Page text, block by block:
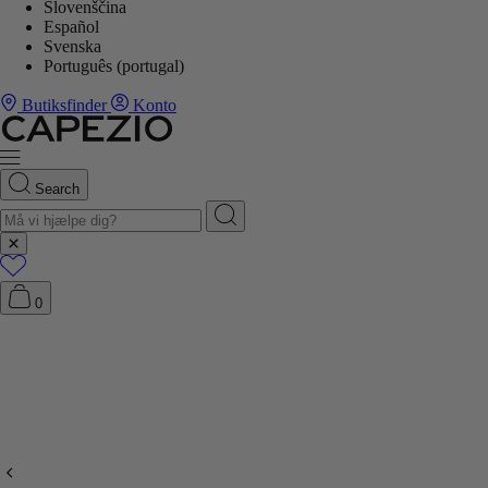
Slovenščina
Español
Svenska
Português (portugal)
Butiksfinder Konto
Search
0